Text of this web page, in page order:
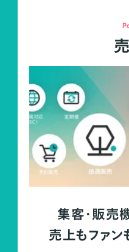
集客・販売
売上もファン